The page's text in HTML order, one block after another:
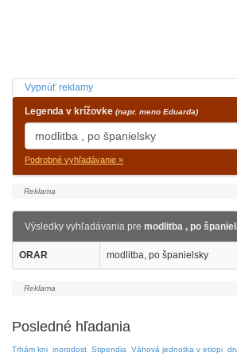
Vypnúť reklamy
Legenda v krížovke (napr. meno Eduarda)
Podrobné vyhľadávanie »
Výsledky vyhľadávania pre modlitba , po
ORAR modlitba, po španielsky
Posledné hľadania
Trhám kni inorodost Stipendia Váhová jednotka v etiopi